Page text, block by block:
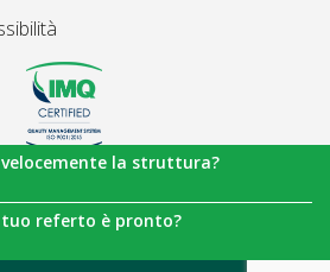
- Lucca
la struttura?
tuo referto è pronto?